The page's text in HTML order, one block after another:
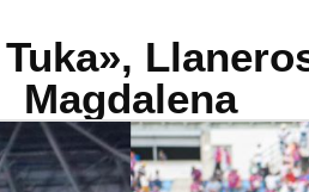
Magdalena